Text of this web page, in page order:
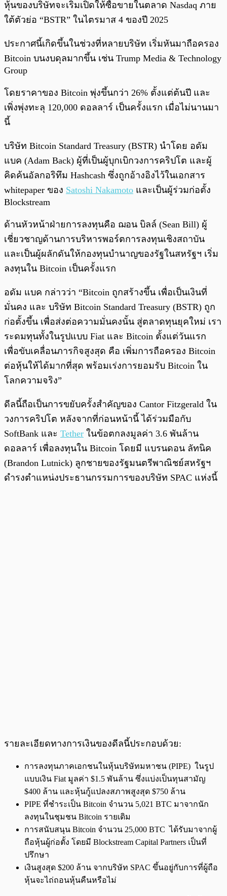
หุ้นของบริษัทจะเริ่มเปิดให้ซื้อขายในตลาด Nasdaq ภาย
ใต้ตัวย่อ “BSTR” ในไตรมาส 4 ของปี 2025
ประกาศนี้เกิดขึ้นในช่วงที่หลายบริษัท เริ่มหันมาถือครอง
Bitcoin บนงบดุลมากขึ้น เช่น Trump Media & Technology
Group
โดยราคาของ Bitcoin พุ่งขึ้นกว่า 26% ตั้งแต่ต้นปี และ
เพิ่งพุ่งทะลุ 120,000 ดอลลาร์ เป็นครั้งแรก เมื่อไม่นานมา
นี้
บริษัท Bitcoin Standard Treasury (BSTR) นำโดย อดัม
แบค (Adam Back) ผู้ที่เป็นผู้บุกเบิกวงการคริปโต และผู้
คิดค้นอัลกอริทึม Hashcash ซึ่งถูกอ้างอิงไว้ในเอกสาร
whitepaper ของ Satoshi Nakamoto และเป็นผู้ร่วมก่อตั้ง
Blockstream
ด้านหัวหน้าฝ่ายการลงทุนคือ ฌอน บิลล์ (Sean Bill) ผู้
เชี่ยวชาญด้านการบริหารพอร์ตการลงทุนเชิงสถาบัน
และเป็นผู้ผลักดันให้กองทุนบำนาญของรัฐในสหรัฐฯ เริ่ม
ลงทุนใน Bitcoin เป็นครั้งแรก
อดัม แบค กล่าวว่า “Bitcoin ถูกสร้างขึ้น เพื่อเป็นเงินที่
มั่นคง และ บริษัท Bitcoin Standard Treasury (BSTR) ถูก
ก่อตั้งขึ้น เพื่อส่งต่อความมั่นคงนั้น สู่ตลาดทุนยุคใหม่ เรา
ระดมทุนทั้งในรูปแบบ Fiat และ Bitcoin ตั้งแต่วันแรก
เพื่อขับเคลื่อนภารกิจสูงสุด คือ เพิ่มการถือครอง Bitcoin
ต่อหุ้นให้ได้มากที่สุด พร้อมเร่งการยอมรับ Bitcoin ใน
โลกความจริง”
ดีลนี้ถือเป็นการขยับครั้งสำคัญของ Cantor Fitzgerald ใน
วงการคริปโต หลังจากที่ก่อนหน้านี้ ได้ร่วมมือกับ
SoftBank และ Tether ในข้อตกลงมูลค่า 3.6 พันล้าน
ดอลลาร์ เพื่อลงทุนใน Bitcoin โดยมี แบรนดอน ลัทนิค
(Brandon Lutnick) ลูกชายของรัฐมนตรีพาณิชย์สหรัฐฯ
ดำรงตำแหน่งประธานกรรมการของบริษัท SPAC แห่งนี้
รายละเอียดทางการเงินของดีลนี้ประกอบด้วย:
การลงทุนภาคเอกชนในหุ้นบริษัทมหาชน (PIPE) ในรูป
แบบเงิน Fiat มูลค่า $1.5 พันล้าน ซึ่งแบ่งเป็นทุนสามัญ
$400 ล้าน และหุ้นกู้แปลงสภาพสูงสุด $750 ล้าน
PIPE ที่ชำระเป็น Bitcoin จำนวน 5,021 BTC มาจากนัก
ลงทุนในชุมชน Bitcoin รายเดิม
การสนับสนุน Bitcoin จำนวน 25,000 BTC ได้รับมาจากผู้
ถือหุ้นผู้ก่อตั้ง โดยมี Blockstream Capital Partners เป็นที่
ปรึกษา
เงินสูงสุด $200 ล้าน จากบริษัท SPAC ขึ้นอยู่กับการที่ผู้ถือ
หุ้นจะไถ่ถอนหุ้นคืนหรือไม่